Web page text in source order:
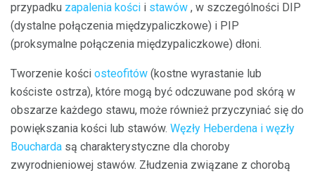
przypadku zapalenia kości i stawów , w szczególności DIP
(dystalne połączenia międzypaliczkowe) i PIP
(proksymalne połączenia międzypaliczkowe) dłoni.
Tworzenie kości osteofitów (kostne wyrastanie lub
kościste ostrza), które mogą być odczuwane pod skórą w
obszarze każdego stawu, może również przyczyniać się do
powiększania kości lub stawów. Węzły Heberdena i węzły
Boucharda są charakterystyczne dla choroby
zwyrodnieniowej stawów. Złudzenia związane z chorobą